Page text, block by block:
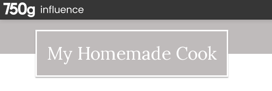
My Homemade Cook